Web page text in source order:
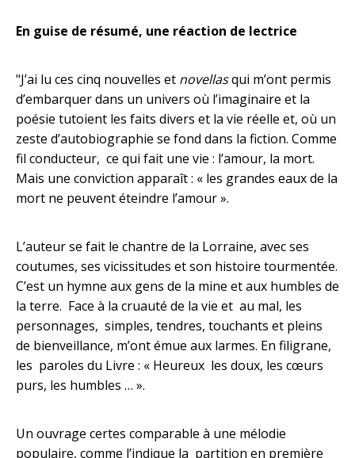
En guise de résumé, une réaction de lectrice
"J’ai lu ces cinq nouvelles et novellasqui m’ont permis
d’embarquer dans un univers où l’imaginaire et la
poésie tutoient les faits divers et la vie réelle et, où un
zeste d’autobiographie se fond dans la fiction. Comme
fil conducteur, ce qui fait une vie : l’amour, la mort.
Mais une conviction apparaît : « les grandes eaux de la
mort ne peuvent éteindre l’amour ».
L’auteur se fait le chantre de la Lorraine, avec ses
coutumes, ses vicissitudes et son histoire tourmentée.
C’est un hymne aux gens de la mine et aux humbles de
la terre. Face à la cruauté de la vie et au mal, les
personnages, simples, tendres, touchants et pleins
de bienveillance, m’ont émue aux larmes. En filigrane,
les paroles du Livre : « Heureux les doux, les cœurs
purs, les humbles … ».
Un ouvrage certes comparable à une mélodie
populaire, comme l’indique la partition en première